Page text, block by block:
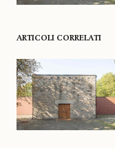
ARTICOLI CORRELATI